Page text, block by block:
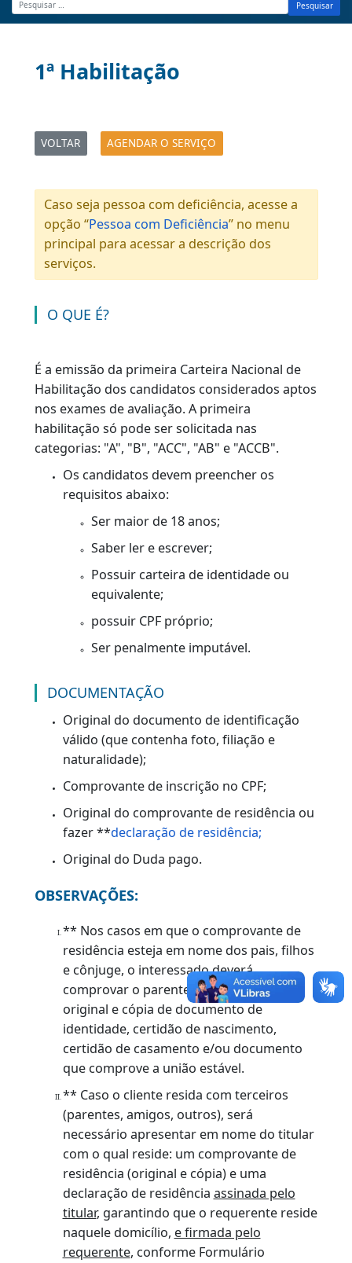
Pesquisar
1ª Habilitação
Caso seja pessoa com deficiência, acesse a
opção “Pessoa com Deficiência” no menu
principal para acessar a descrição dos
serviços.
O QUE É?
É a emissão da primeira Carteira Nacional de
Habilitação dos candidatos considerados aptos
nos exames de avaliação. A primeira
categorias: "A", "B", "ACC", "AB" e "ACCB".
Os candidatos devem preencher os
requisitos abaixo:
Ser maior de 18 anos;
Saber ler e escrever;
Possuir carteira de identidade ou
equivalente;
possuir CPF próprio;
Ser penalmente imputável.
DOCUMENTAÇÃO
Original do documento de identificação
válido (que contenha foto, filiação e
naturalidade);
Comprovante de inscrição no CPF;
Original do comprovante de residência ou
fazer **declaração de residência;
Original do Duda pago.
OBSERVAÇÕES:
** Nos casos em que o comprovante de
residência esteja em nome dos pais, filhos
e cônjuge, o interessado deverá
comprovar o parentesco através de
original e cópia de documento de